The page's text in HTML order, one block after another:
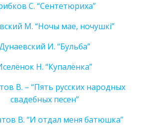
С. “Сентетюриха”
М. “Ночы мае, ночушкі”
И. “Бульба”
Н. “Купалёнка”
В. – “Пять русских народных
свадебных песен”
В. “И отдал меня батюшка”